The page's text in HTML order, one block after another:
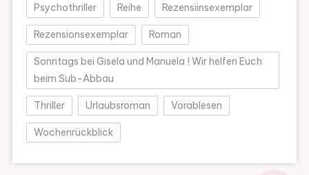
Psychothriller Reihe Rezensiinsexemplar
Rezensionsexemplar Roman
Sonntags bei Gisela und Manuela ! Wir helfen Euch
beim Sub-Abbau
Thriller Urlaubsroman Vorablesen
Wochenrückblick